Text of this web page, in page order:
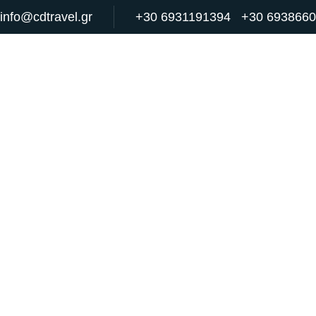
info@cdtravel.gr +30 6931191394 +30